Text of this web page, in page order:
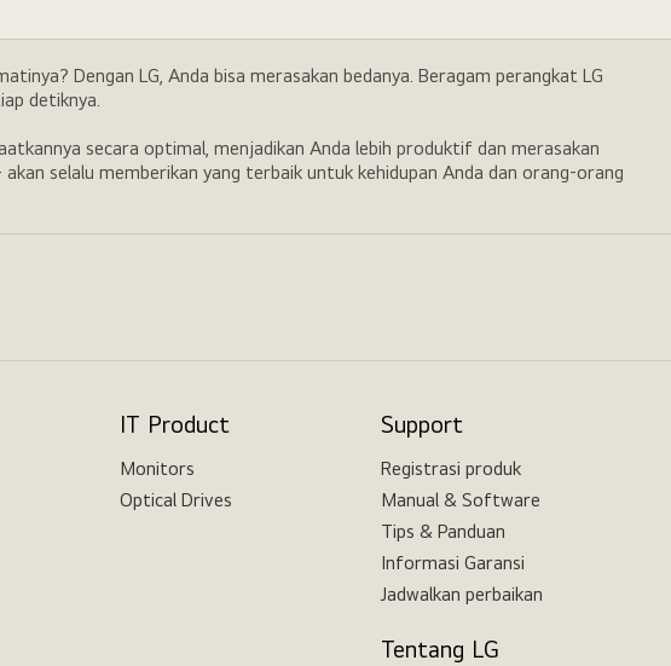
Dengan LG, Anda bisa merasakan bedanya. Beragam perangkat LG
detiknya.
secara optimal, menjadikan Anda lebih produktif dan merasakan
selalu memberikan yang terbaik untuk kehidupan Anda dan orang-orang
IT Product
Monitors
Optical Drives
Support
Registrasi produk
Manual & Software
Tips & Panduan
Informasi Garansi
Jadwalkan perbaikan
Tentang LG